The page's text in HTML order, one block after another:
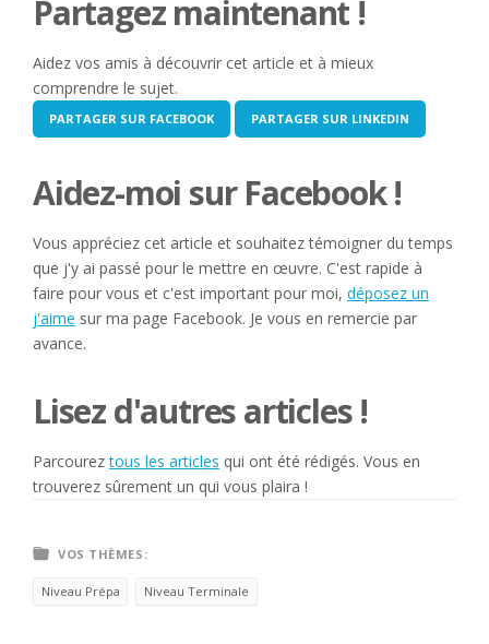
Partagez maintenant !
Aidez vos amis à découvrir cet article et à mieux
comprendre le sujet.
PARTAGER SUR FACEBOOK PARTAGER SUR LINKEDIN
Aidez-moi sur Facebook !
Vous appréciez cet article et souhaitez témoigner du temps
que j'y ai passé pour le mettre en œuvre. C'est rapide à
faire pour vous et c'est important pour moi, déposez un
j'aime sur ma page Facebook. Je vous en remercie par
avance.
Lisez d'autres articles !
Parcoureztous les articles qui ont été rédigés. Vous en
trouverez sûrement un qui vous plaira !
VOS THÈMES:
Niveau Prépa Niveau Terminale